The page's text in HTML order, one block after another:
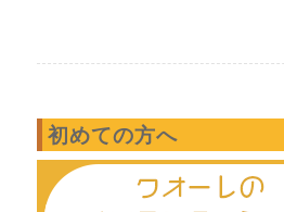
初めての方へ